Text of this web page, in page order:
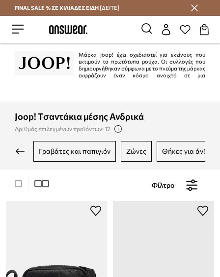
Εξοικονομήστε με το Answear Club
FINAL SALE % ΣΕ ΧΙΛΙΑΔΕΣ ΕΙΔΗ [ΔΕΙΤΕ]
Μάρκα Joop! έχει σχεδιαστεί για εκείνους που
εκτιμούν τα πρωτότυπα ρούχα. Οι συλλογές που
δημιουργήθηκαν σύμφωνα με το πνεύμα της μάρκας
εκφράζουν έναν κόσμο ανοιχτό σε μια
Joop! Τσαντάκια μέσης Ανδρικά
Αριθμός επιλεγμένων προϊόντων: 12
γραβάτες και παπιγιόν ζώνες θήκες για άνδρες
Φίλτρο